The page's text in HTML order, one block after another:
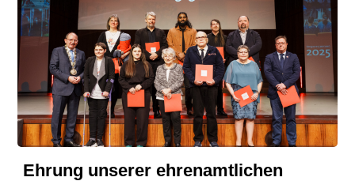
Ehrung unserer ehrenamtlichen